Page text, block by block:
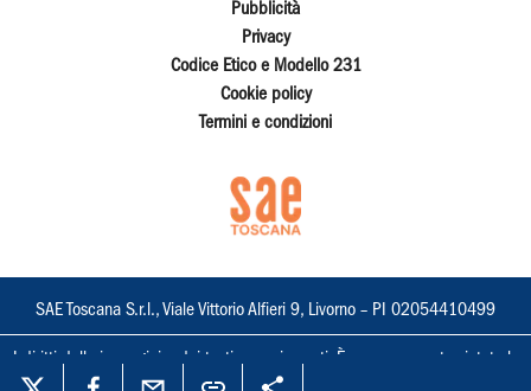
Pubblicità
Privacy
Codice Etico e Modello 231
Cookie policy
Termini e condizioni
SAE Toscana S.r.l., Viale Vittorio Alfieri 9, Livorno – PI 02054410499
I diritti delle immagini e dei testi sono riservati. È espressamente vietata la
loro riproduzione con qualsiasi mezzo e l'adattamento totale o parziale.